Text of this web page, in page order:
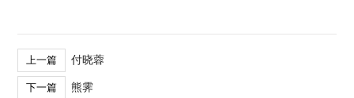
上一篇 付晓蓉
下一篇 熊霁